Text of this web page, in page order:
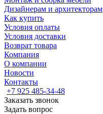
Дизайнерам и архитекторам
Как купить
Условия оплаты
Условия доставки
Возврат товара
Компания
О компании
Новости
Контакты
+7 925 485-34-48
Заказать звонок
Задать вопрос